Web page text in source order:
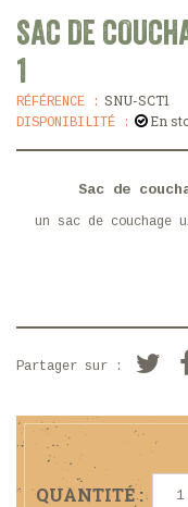
SAC DE
1
RÉFÉRENCE : SNU-SCT1
DISPONIBILITÉ : En
Sac de
un sac de
Partager sur :
QUANTITÉ :